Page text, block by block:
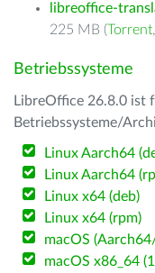
libreoffice-
225 MB (Torrent,
Betriebssysteme
LibreOffice 26.8.0 ist
Betriebssysteme/
Linux Aarch64
Linux Aarch64
Linux x64 (deb)
Linux x64 (rpm)
macOS
macOS x86_64